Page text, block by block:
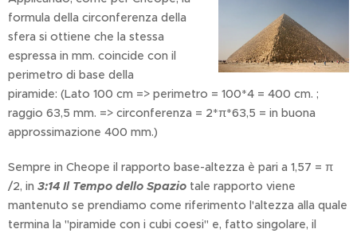
formula della circonferenza della
sfera si ottiene che la stessa
espressa in mm. coincide con il
perimetro di base della
piramide: (Lato 100 cm => perimetro = 100*4 = 400 cm. ;
raggio 63,5 mm. => circonferenza = 2*π*63,5 = in buona
approssimazione 400 mm.)
Sempre in Cheope il rapporto base-altezza è pari a 1,57 = π
/2, in 3:14 Il Tempo dello Spazio tale rapporto viene
mantenuto se prendiamo come riferimento l'altezza alla quale
termina la "piramide con i cubi coesi" e, fatto singolare, il